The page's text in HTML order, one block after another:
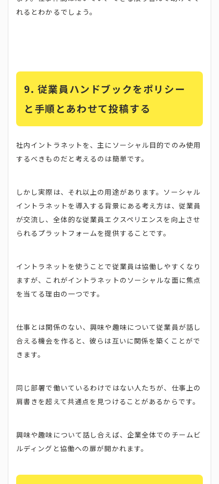
れるとわかるでしょう。
9. 従業員ハンドブックをポリシー
と手順とあわせて投稿する
社内イントラネットを、主にソーシャル目的でのみ使用
するべきものだと考えるのは簡単です。
しかし実際は、それ以上の用途があります。ソーシャル
イントラネットを導入する背景にある考え方は、従業員
が交流し、全体的な従業員エクスペリエンスを向上させ
られるプラットフォームを提供することです。
イントラネットを使うことで従業員は協働しやすくなり
ますが、これがイントラネットのソーシャルな面に焦点
を当てる理由の一つです。
仕事とは関係のない、興味や趣味について従業員が話し
合える機会を作ると、彼らは互いに関係を築くことがで
きます。
同じ部署で働いているわけではない人たちが、仕事上の
肩書きを超えて共通点を見つけることがあるからです。
興味や趣味について話し合えば、企業全体でのチームビ
ルディングと協働への扉が開かれます。